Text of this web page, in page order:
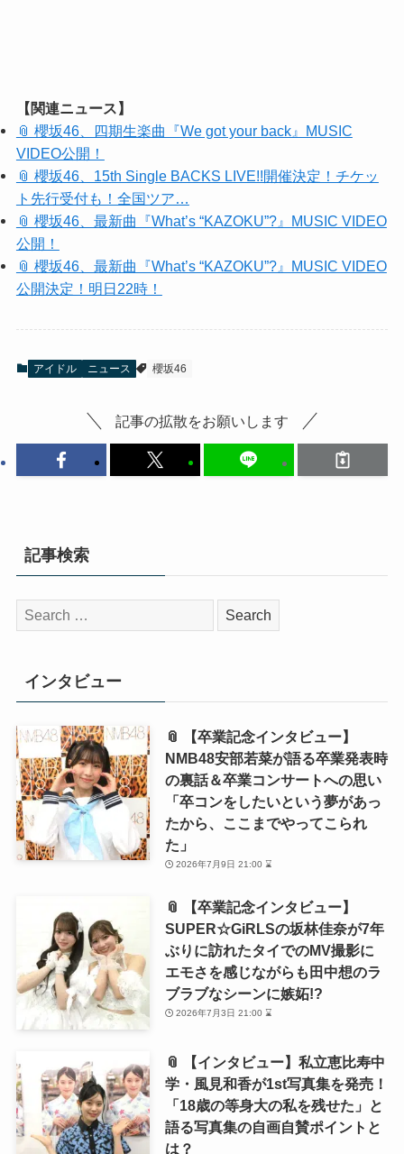
【関連ニュース】
📎 櫻坂46、四期生楽曲『We got your back』MUSIC
VIDEO公開！
📎 櫻坂46、15th Single BACKS LIVE!!開催決定！チケッ
ト先行受付も！全国ツア…
📎 櫻坂46、最新曲『What’s “KAZOKU”?』MUSIC VIDEO
公開！
📎 櫻坂46、最新曲『What’s “KAZOKU”?』MUSIC VIDEO
公開決定！明日22時！
アイドル ニュース 櫻坂46
記事の拡散をお願いします
記事検索
検
索:
インタビュー
📎 【卒業記念インタビュー】
NMB48安部若菜が語る卒業発表時
の裏話＆卒業コンサートへの思い
「卒コンをしたいという夢があっ
たから、ここまでやってこられ
た」
2026年7月9日 21:00 ⌛
📎 【卒業記念インタビュー】
SUPER☆GiRLSの坂林佳奈が7年
ぶりに訪れたタイでのMV撮影に
エモさを感じながらも田中想のラ
ブラブなシーンに嫉妬!?
2026年7月3日 21:00 ⌛
📎 【インタビュー】私立恵比寿中
学・風見和香が1st写真集を発売！
「18歳の等身大の私を残せた」と
語る写真集の自画自賛ポイントと
は？